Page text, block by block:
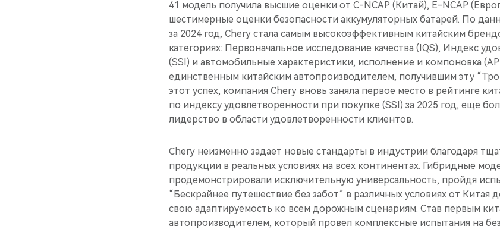
41 модель получила высшие оценки от C-NCAP (Китай), E-NCAP
шестимерные оценки безопасности аккумуляторных батарей. По
за 2024 год, Chery стала самым высокоэффективным китайским
категориях: Первоначальное исследование качества (IQS), Индекс
(SSI) и автомобильные характеристики, исполнение и компоновка
единственным китайским автопроизводителем, получившим эту
этот успех, компания Chery вновь заняла первое место в рейтинге
по индексу удовлетворенности при покупке (SSI) за 2025 год, еще
лидерство в области удовлетворенности клиентов.
Chery неизменно задает новые стандарты в индустрии благодаря
продукции в реальных условиях на всех континентах. Гибридные
продемонстрировали исключительную универсальность, пройдя
“Бескрайнее путешествие без забот” в различных условиях от
свою адаптируемость ко всем дорожным сценариям. Став первым
автопроизводителем, который провел комплексные испытания на